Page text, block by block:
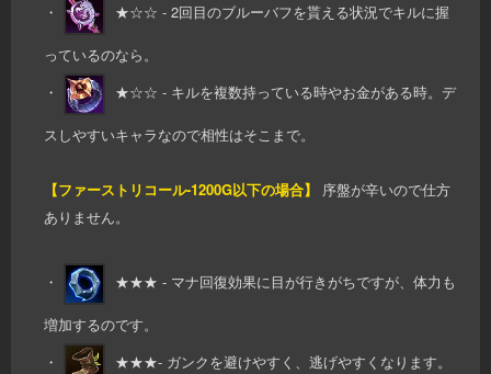
・ ★☆☆ - 2回目のブルーバフを貰える状況でキルに握
っているのなら。
・
★☆☆ - キルを複数持っている時やお金がある時。デ
スしやすいキャラなので相性はそこまで。
【ファーストリコール-1200G以下の場合】
序盤が辛いので仕方
ありません。
・ ★★★ - マナ回復効果に目が行きがちですが、体力も
増加するのです。
・
★★★- ガンクを避けやすく、逃げやすくなります。